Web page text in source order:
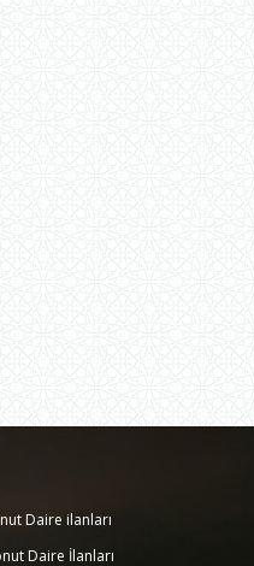
Daire ilanları
Daire İlanları